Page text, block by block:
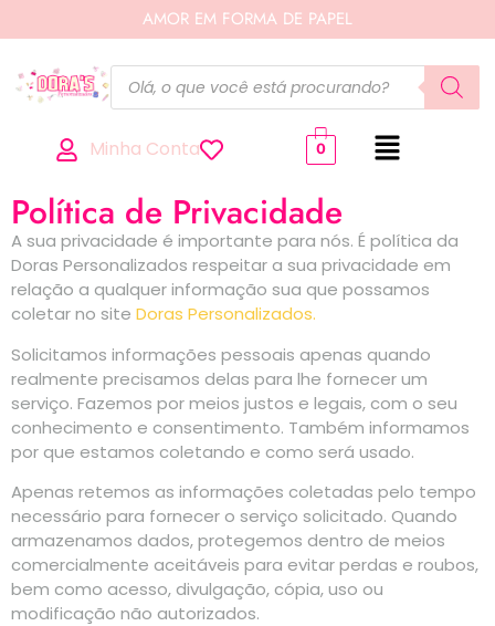
AMOR EM FORMA DE PAPEL
Minha Conta 0
Política de Privacidade
A sua privacidade é importante para nós. É política da
Doras Personalizados respeitar a sua privacidade em
relação a qualquer informação sua que possamos
coletar no site Doras Personalizados.
Solicitamos informações pessoais apenas quando
realmente precisamos delas para lhe fornecer um
serviço. Fazemos por meios justos e legais, com o seu
conhecimento e consentimento. Também informamos
por que estamos coletando e como será usado.
Apenas retemos as informações coletadas pelo tempo
necessário para fornecer o serviço solicitado. Quando
armazenamos dados, protegemos dentro de meios
comercialmente aceitáveis ​​para evitar perdas e roubos,
bem como acesso, divulgação, cópia, uso ou
modificação não autorizados.